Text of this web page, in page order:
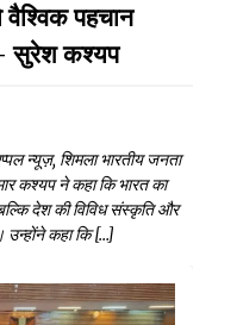
पहचान
सुरेश कश्यप
न्यूज़, शिमला भारतीय जनता
कश्यप ने कहा कि भारत का
देश की विविध संस्कृति और
कहा कि […]